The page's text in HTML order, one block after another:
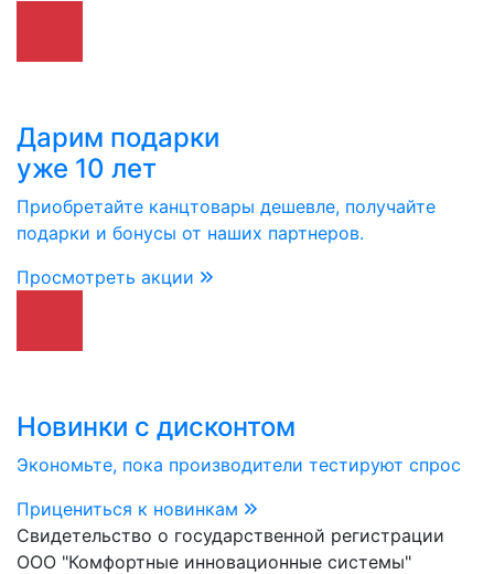
Дарим подарки
уже 10 лет
Приобретайте канцтовары дешевле, получайте
подарки и бонусы от наших партнеров.
Просмотреть акции
Новинки с дисконтом
Экономьте, пока производители тестируют спрос
Прицениться к новинкам
Свидетельство о государственной регистрации
ООО "Комфортные инновационные системы"